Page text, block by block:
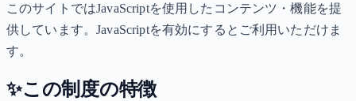
このサイトではJavaScriptを使用したコンテンツ・機能を提
供しています。JavaScriptを有効にするとご利用いただけま
す。
✨この制度の特徴